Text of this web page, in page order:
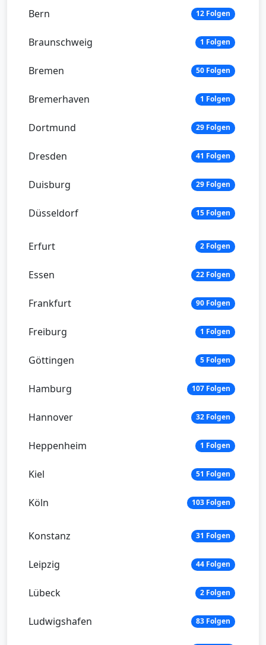
Bern 12 Folgen
Braunschweig 1 Folgen
Bremen 50 Folgen
Bremerhaven 1 Folgen
Dortmund 29 Folgen
Dresden 41 Folgen
Duisburg 29 Folgen
Düsseldorf 15 Folgen
Erfurt 2 Folgen
Essen 22 Folgen
Frankfurt 90 Folgen
Freiburg 1 Folgen
Göttingen 5 Folgen
Hamburg 107 Folgen
Hannover 32 Folgen
Heppenheim 1 Folgen
Kiel 51 Folgen
Köln 103 Folgen
Konstanz 31 Folgen
Leipzig 44 Folgen
Lübeck 2 Folgen
Ludwigshafen 83 Folgen